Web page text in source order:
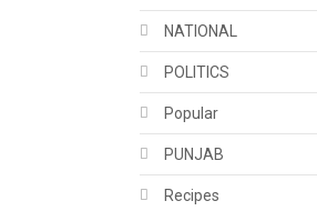
NATIONAL
POLITICS
Popular
PUNJAB
Recipes